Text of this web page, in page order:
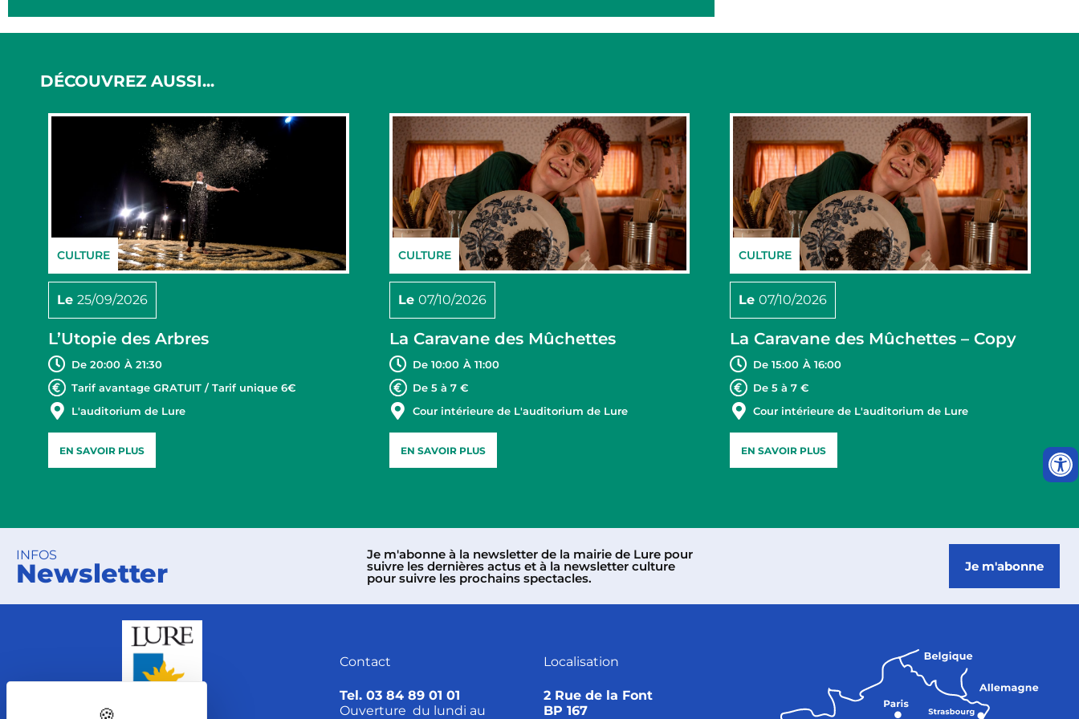
DÉCOUVREZ AUSSI...
CULTURE
Le 25/09/2026
L’Utopie des Arbres
De 20:00 À 21:30
Tarif avantage GRATUIT / Tarif unique 6€
L'auditorium de Lure
EN SAVOIR PLUS
CULTURE
Le 07/10/2026
La Caravane des Mûchettes
De 10:00 À 11:00
De 5 à 7 €
Cour intérieure de L'auditorium de Lure
EN SAVOIR PLUS
CULTURE
Le07/10/2026
La Caravane des Mûchettes – Copy
De 15:00 À 16:00
De 5 à 7 €
Cour intérieure de L'auditorium de Lure
EN SAVOIR PLUS
INFOS
Newsletter
Je m'abonne à la newsletter de la mairie de Lure pour
suivre les dernières actus et à la newsletter culture
pour suivre les prochains spectacles.
Je m'abonne
Contact
Tel. 03 84 89 01 01
Ouverture du lundi au
Localisation
2 Rue de la Font
BP 167